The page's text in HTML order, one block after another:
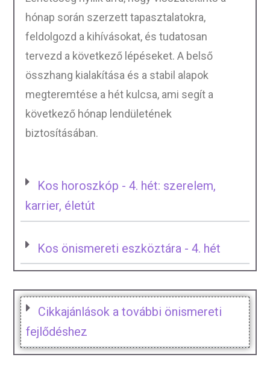
hónap során szerzett tapasztalatokra,
feldolgozd a kihívásokat, és tudatosan
tervezd a következő lépéseket. A belső
összhang kialakítása és a stabil alapok
megteremtése a hét kulcsa, ami segít a
következő hónap lendületének
biztosításában.
Kos horoszkóp - 4. hét: szerelem,
karrier, életút
Kos önismereti eszköztára - 4. hét
Cikkajánlások a további önismereti
fejlődéshez